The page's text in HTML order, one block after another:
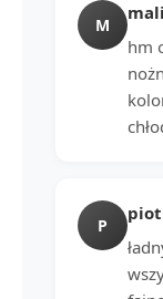
M
hm
P